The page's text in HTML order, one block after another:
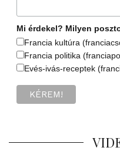
Mi érdekel? Milyen
Francia kultúra
Francia politika
Evés-ivás-receptek